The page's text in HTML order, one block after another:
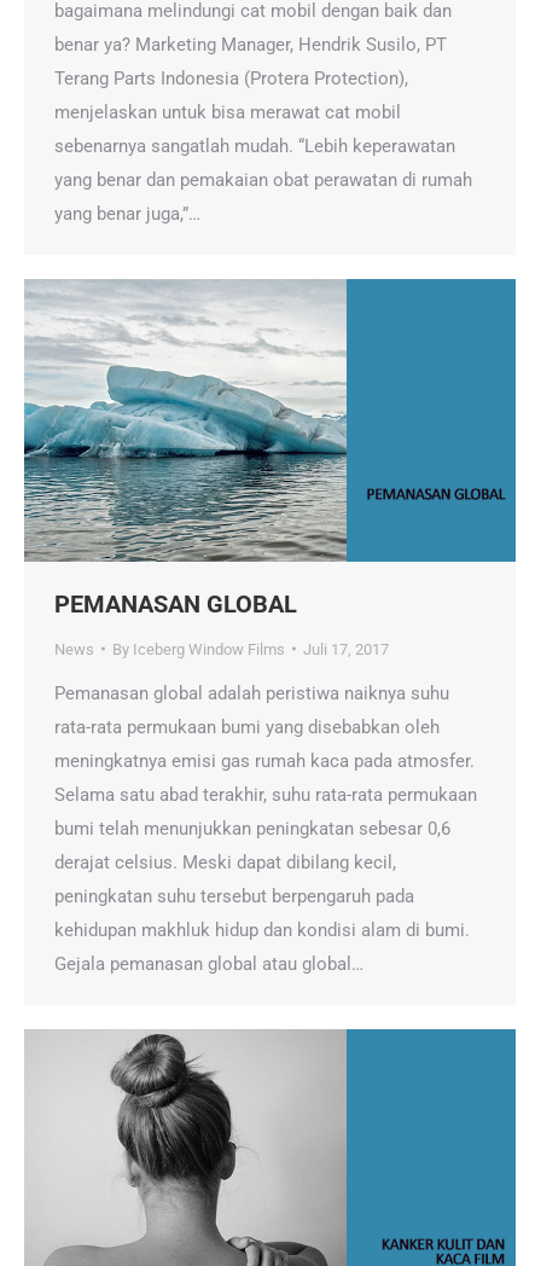
bagaimana melindungi cat mobil dengan baik dan
benar ya? Marketing Manager, Hendrik Susilo, PT
Terang Parts Indonesia (Protera Protection),
menjelaskan untuk bisa merawat cat mobil
sebenarnya sangatlah mudah. “Lebih keperawatan
yang benar dan pemakaian obat perawatan di rumah
yang benar juga,”…
PEMANASAN GLOBAL
News By Iceberg Window Films Juli 17, 2017
Pemanasan global adalah peristiwa naiknya suhu
rata-rata permukaan bumi yang disebabkan oleh
meningkatnya emisi gas rumah kaca pada atmosfer.
Selama satu abad terakhir, suhu rata-rata permukaan
bumi telah menunjukkan peningkatan sebesar 0,6
derajat celsius. Meski dapat dibilang kecil,
peningkatan suhu tersebut berpengaruh pada
kehidupan makhluk hidup dan kondisi alam di bumi.
Gejala pemanasan global atau global…